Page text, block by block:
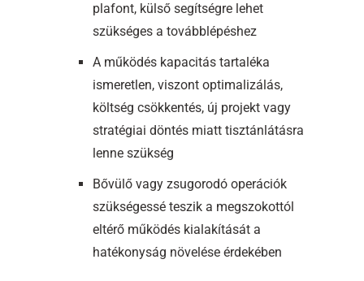
plafont, külső segítségre lehet
szükséges a továbblépéshez
A működés kapacitás tartaléka
ismeretlen, viszont optimalizálás,
költség csökkentés, új projekt vagy
stratégiai döntés miatt tisztánlátásra
lenne szükség
Bővülő vagy zsugorodó operációk
szükségessé teszik a megszokottól
eltérő működés kialakítását a
hatékonyság növelése érdekében